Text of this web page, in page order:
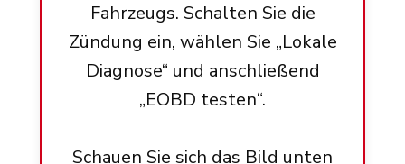
Fahrzeugs. Schalten Sie die
Zündung ein, wählen Sie „Lokale
Diagnose“ und anschließend
„EOBD testen“.
Schauen Sie sich das Bild unten